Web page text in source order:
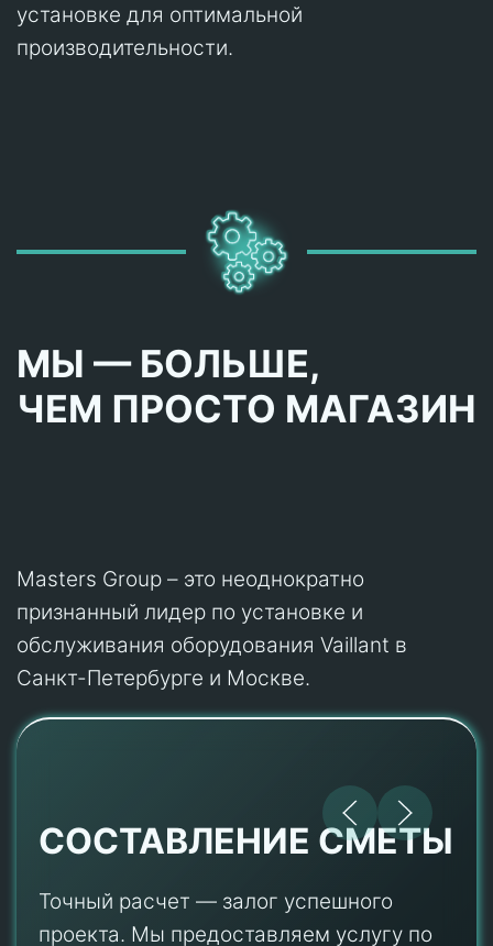
установке для оптимальной
производительности.
МЫ — БОЛЬШЕ,
ЧЕМ ПРОСТО МАГАЗИН
Masters Group – это неоднократно
признанный лидер по установке и
обслуживания оборудования Vaillant в
Санкт-Петербурге и Москве.
СОСТАВЛЕНИЕ СМЕТЫ
Точный расчет — залог успешного
проекта. Мы предоставляем услугу по